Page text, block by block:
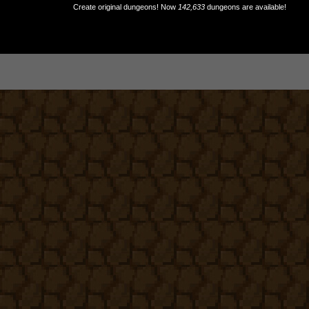
Create original dungeons! Now 142,633dungeons are available!